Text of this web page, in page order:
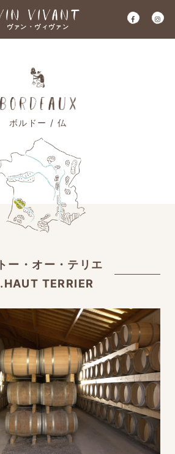
ヴァン・ヴィヴァン
ボルドー / 仏
ー・オー・テリエ
TERRIER